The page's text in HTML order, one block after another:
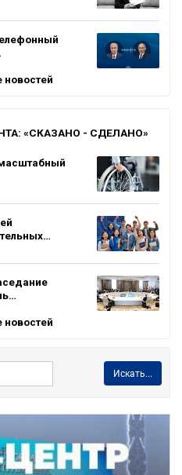
новостей
«СКАЗАНО - СДЕЛАНО»
масштабный
новостей
Искать...